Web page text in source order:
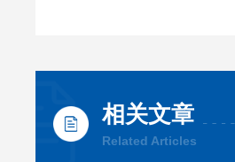
相关文章
Related Articles